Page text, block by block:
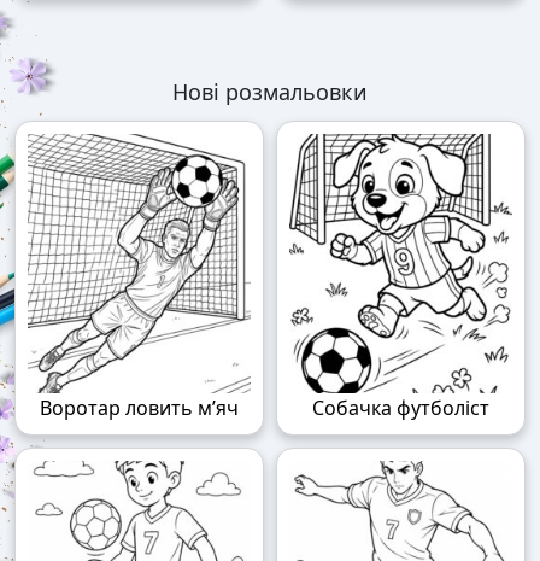
Нові розмальовки
Воротар ловить м’яч Собачка футболіст